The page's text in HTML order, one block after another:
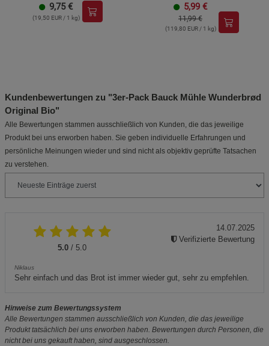
9,75 €
(19,50 EUR / 1 kg)
5,99 €
11,99 €
(119,80 EUR / 1 kg)
Kundenbewertungen zu "3er-Pack Bauck Mühle Wunderbrød
Original Bio"
Alle Bewertungen stammen ausschließlich von Kunden, die das jeweilige
Produkt bei uns erworben haben. Sie geben individuelle Erfahrungen und
persönliche Meinungen wieder und sind nicht als objektiv geprüfte Tatsachen
zu verstehen.
5.0 / 5.0
Niklaus
Sehr einfach und das Brot ist immer wieder gut, sehr zu empfehlen.
14.07.2025
Verifizierte Bewertung
Hinweise zum Bewertungssystem
Alle Bewertungen stammen ausschließlich von Kunden, die das jeweilige
Produkt tatsächlich bei uns erworben haben. Bewertungen durch Personen, die
nicht bei uns gekauft haben, sind ausgeschlossen.